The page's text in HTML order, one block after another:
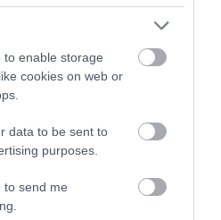
to enable storage
cookies on web or
data to be sent to
purposes.
to send me
azt sugallják, hogy a
részecskék
izgalmas megállapítás